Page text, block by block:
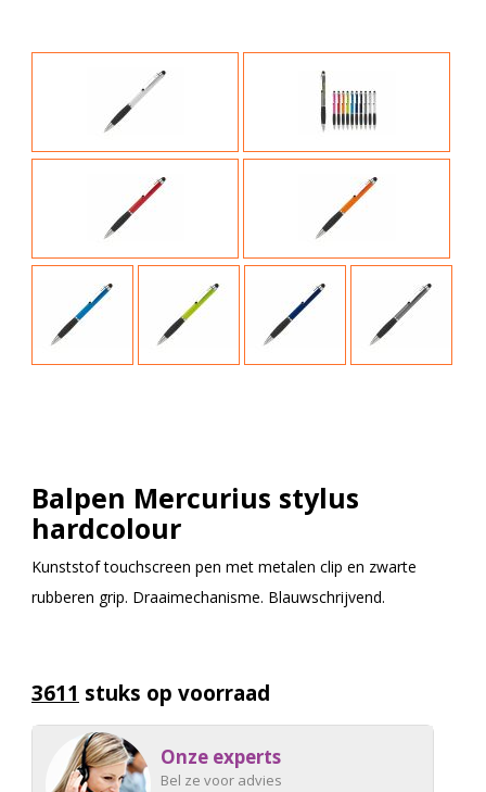
Balpen Mercurius stylus
hardcolour
Kunststof touchscreen pen met metalen clip en zwarte
rubberen grip. Draaimechanisme. Blauwschrijvend.
3611 stuks op voorraad
Onze experts
Bel ze voor advies